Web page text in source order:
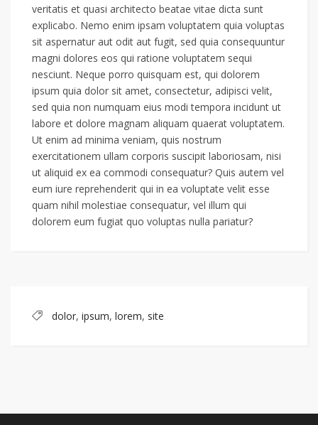
veritatis et quasi architecto beatae vitae dicta sunt
explicabo. Nemo enim ipsam voluptatem quia voluptas
sit aspernatur aut odit aut fugit, sed quia consequuntur
magni dolores eos qui ratione voluptatem sequi
nesciunt. Neque porro quisquam est, qui dolorem
ipsum quia dolor sit amet, consectetur, adipisci velit,
sed quia non numquam eius modi tempora incidunt ut
labore et dolore magnam aliquam quaerat voluptatem.
Ut enim ad minima veniam, quis nostrum
exercitationem ullam corporis suscipit laboriosam, nisi
ut aliquid ex ea commodi consequatur? Quis autem vel
eum iure reprehenderit qui in ea voluptate velit esse
quam nihil molestiae consequatur, vel illum qui
dolorem eum fugiat quo voluptas nulla pariatur?
dolor, ipsum, lorem, site